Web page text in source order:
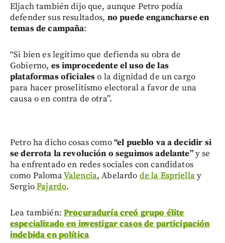
Eljach también dijo que, aunque Petro podía
defender sus resultados, no puede engancharse en
temas de campaña:
“Si bien es legítimo que defienda su obra de
Gobierno, es improcedente el uso de las
plataformas oficialeso la dignidad de un cargo
para hacer proselitismo electoral a favor de una
causa o en contra de otra”.
Petro ha dicho cosas como“el pueblo va a decidir si
se derrota la revolución o seguimos adelante”y se
ha enfrentado en redes sociales con candidatos
como PalomaValencia, Abelardo de la Espriellay
SergioFajardo.
Lea también: Procuraduría creó grupo élite
especializado en investigar casos de participación
indebida en política